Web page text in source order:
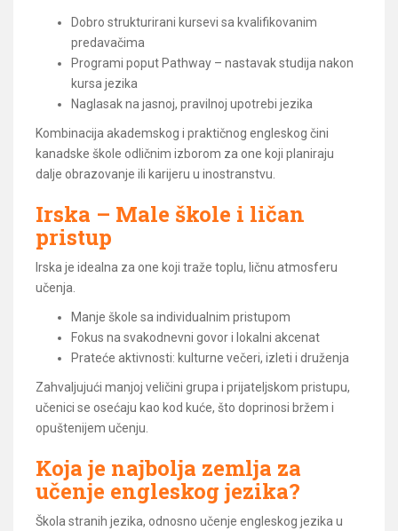
Dobro strukturirani kursevi sa kvalifikovanim
predavačima
Programi poput Pathway – nastavak studija nakon
kursa jezika
Naglasak na jasnoj, pravilnoj upotrebi jezika
Kombinacija akademskog i praktičnog engleskog čini
kanadske škole odličnim izborom za one koji planiraju
dalje obrazovanje ili karijeru u inostranstvu.
Irska – Male škole i ličan
pristup
Irska je idealna za one koji traže toplu, ličnu atmosferu
učenja.
Manje škole sa individualnim pristupom
Fokus na svakodnevni govor i lokalni akcenat
Prateće aktivnosti: kulturne večeri, izleti i druženja
Zahvaljujući manjoj veličini grupa i prijateljskom pristupu,
učenici se osećaju kao kod kuće, što doprinosi bržem i
opuštenijem učenju.
Koja je najbolja zemlja za
učenje engleskog jezika?
Škola stranih jezika, odnosno učenje engleskog jezika u